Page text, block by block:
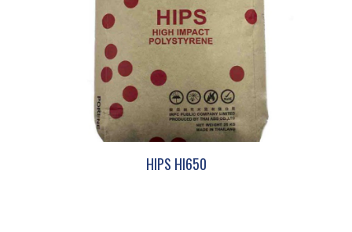
HIPS HI650